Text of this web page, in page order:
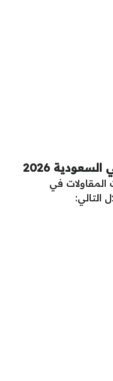
2026
في
التالي: